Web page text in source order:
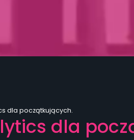
dla początkujących.
dla